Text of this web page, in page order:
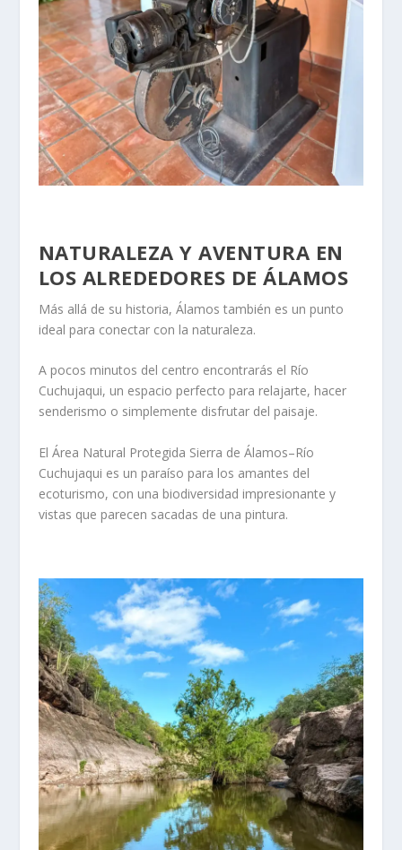
NATURALEZA Y AVENTURA EN
LOS ALREDEDORES DE ÁLAMOS
Más allá de su historia, Álamos también es un punto
ideal para conectar con la naturaleza.
A pocos minutos del centro encontrarás el Río
Cuchujaqui, un espacio perfecto para relajarte, hacer
senderismo o simplemente disfrutar del paisaje.
El Área Natural Protegida Sierra de Álamos–Río
Cuchujaqui es un paraíso para los amantes del
ecoturismo, con una biodiversidad impresionante y
vistas que parecen sacadas de una pintura.